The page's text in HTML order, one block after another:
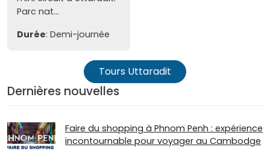
Parc nat...
Durée: Demi-journée
Tours Uttaradit
Dernières nouvelles
Faire du shopping à Phnom Penh : expérience
incontournable pour voyager au Cambodge